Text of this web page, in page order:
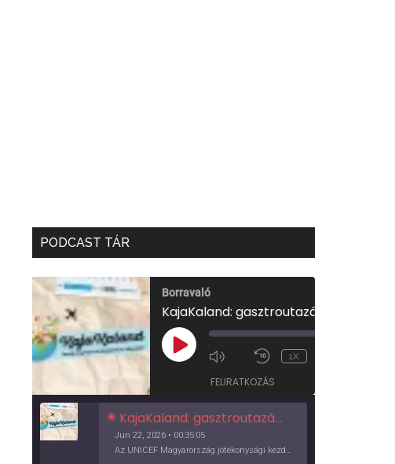
PODCAST TÁR
Borravaló
PLAY
EPISODE
1X
FELIRATKOZÁS
KajaKaland: gasztroutazás a föld körül
Jun 22, 2026 • 00:35:05
Az UNICEF Magyarország jótékonysági kezdeményezése izgalmas, egész éves világkörüli ízutazásra hív, igazi családi program és gasztroedukáció, illetve segítség a rászorulóknak is egyben.